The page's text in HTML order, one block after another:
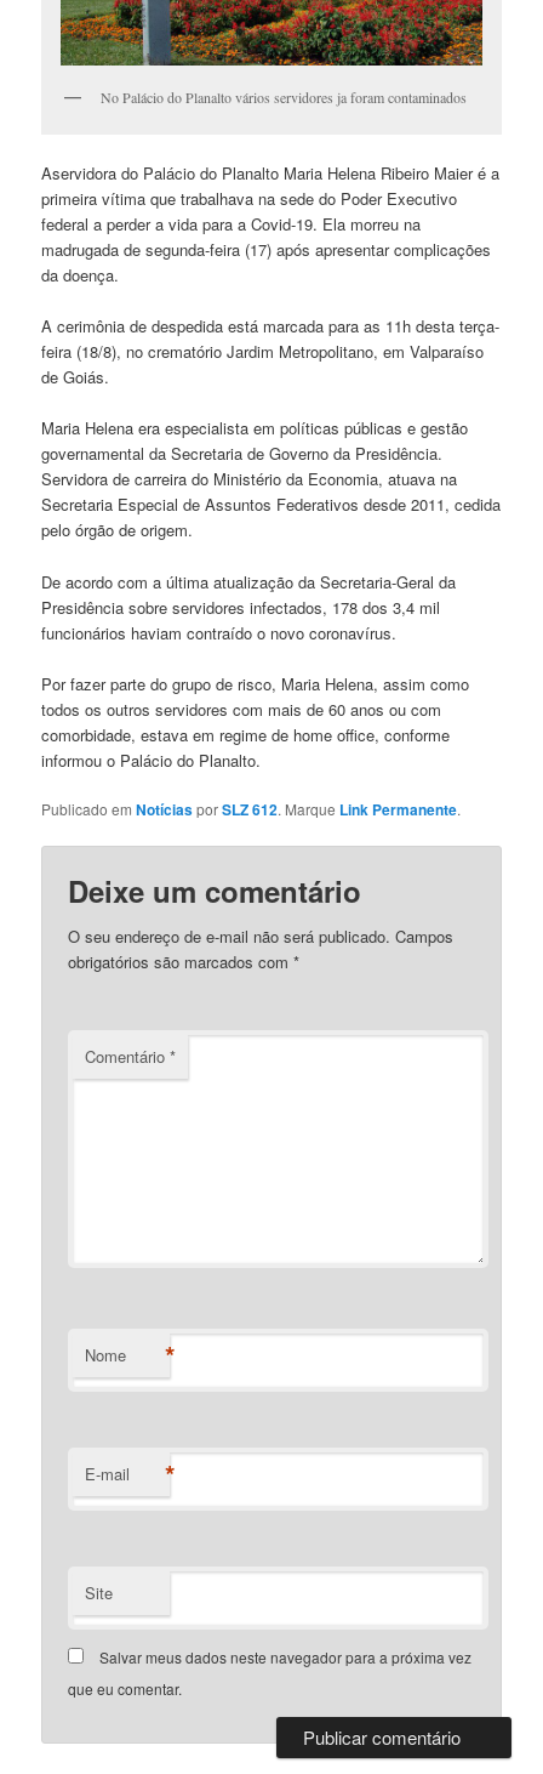
No Palácio do Planalto vários servidores ja foram contaminados
Aservidora do Palácio do Planalto Maria Helena Ribeiro Maier é a
primeira vítima que trabalhava na sede do Poder Executivo
federal a perder a vida para a Covid-19. Ela morreu na
madrugada de segunda-feira (17) após apresentar complicações
da doença.
A cerimônia de despedida está marcada para as 11h desta terça-
feira (18/8), no crematório Jardim Metropolitano, em Valparaíso
de Goiás.
Maria Helena era especialista em políticas públicas e gestão
governamental da Secretaria de Governo da Presidência.
Servidora de carreira do Ministério da Economia, atuava na
Secretaria Especial de Assuntos Federativos desde 2011, cedida
pelo órgão de origem.
De acordo com a última atualização da Secretaria-Geral da
Presidência sobre servidores infectados, 178 dos 3,4 mil
funcionários haviam contraído o novo coronavírus.
Por fazer parte do grupo de risco, Maria Helena, assim como
todos os outros servidores com mais de 60 anos ou com
comorbidade, estava em regime de home office, conforme
informou o Palácio do Planalto.
Publicado emNotíciasporSLZ 612. Marque Link Permanente.
Deixe um comentário
O seu endereço de e-mail não será publicado. Campos
obrigatórios são marcados com*
Comentário*
Nome *
E-mail *
Site
Salvar meus dados neste navegador para a próxima vez
que eu comentar.